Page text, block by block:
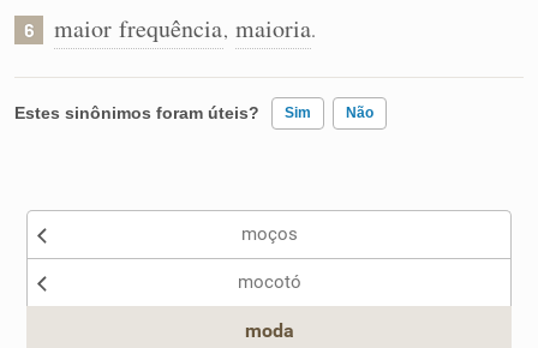
6 maior frequência, maioria.
Estes sinônimos foram úteis? Sim Não
Nenhum dos sinônimos apresentados me ajudou
moços
mocotó
moda